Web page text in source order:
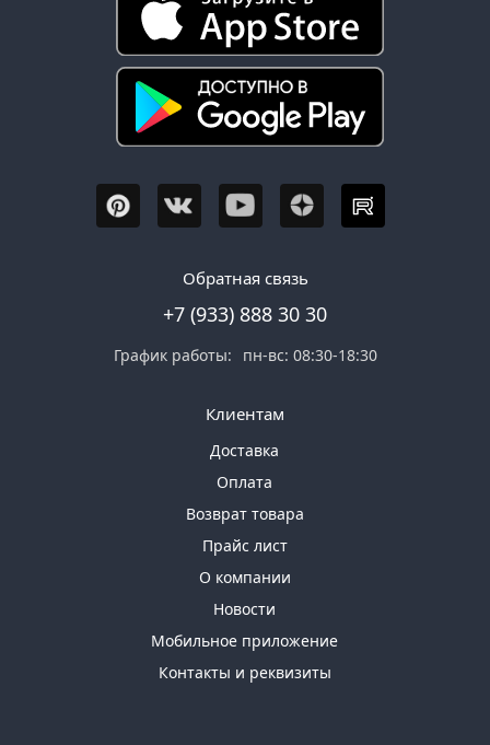
Обратная связь
+7 (933) 888 30 30
График работы: пн-вс: 08:30-18:30
Клиентам
Доставка
Оплата
Возврат товара
Прайс лист
О компании
Новости
Мобильное приложение
Контакты и реквизиты